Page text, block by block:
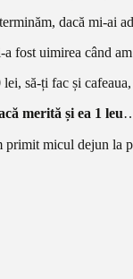
dacă mi-ai
a fost uimirea când
să-ți fac și
merită și ea 1 leu
primit micul dejun la